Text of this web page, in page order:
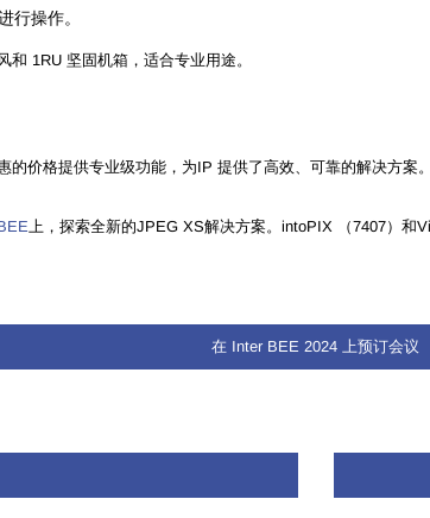
行操作。
1RU 坚固机箱，适合专业用途。
价格提供专业级功能，为IP 提供了高效、可靠的解决方案。
上，探索全新的JPEG XS解决方案。intoPIX （7407）和
在 Inter BEE 2024 上预订会议